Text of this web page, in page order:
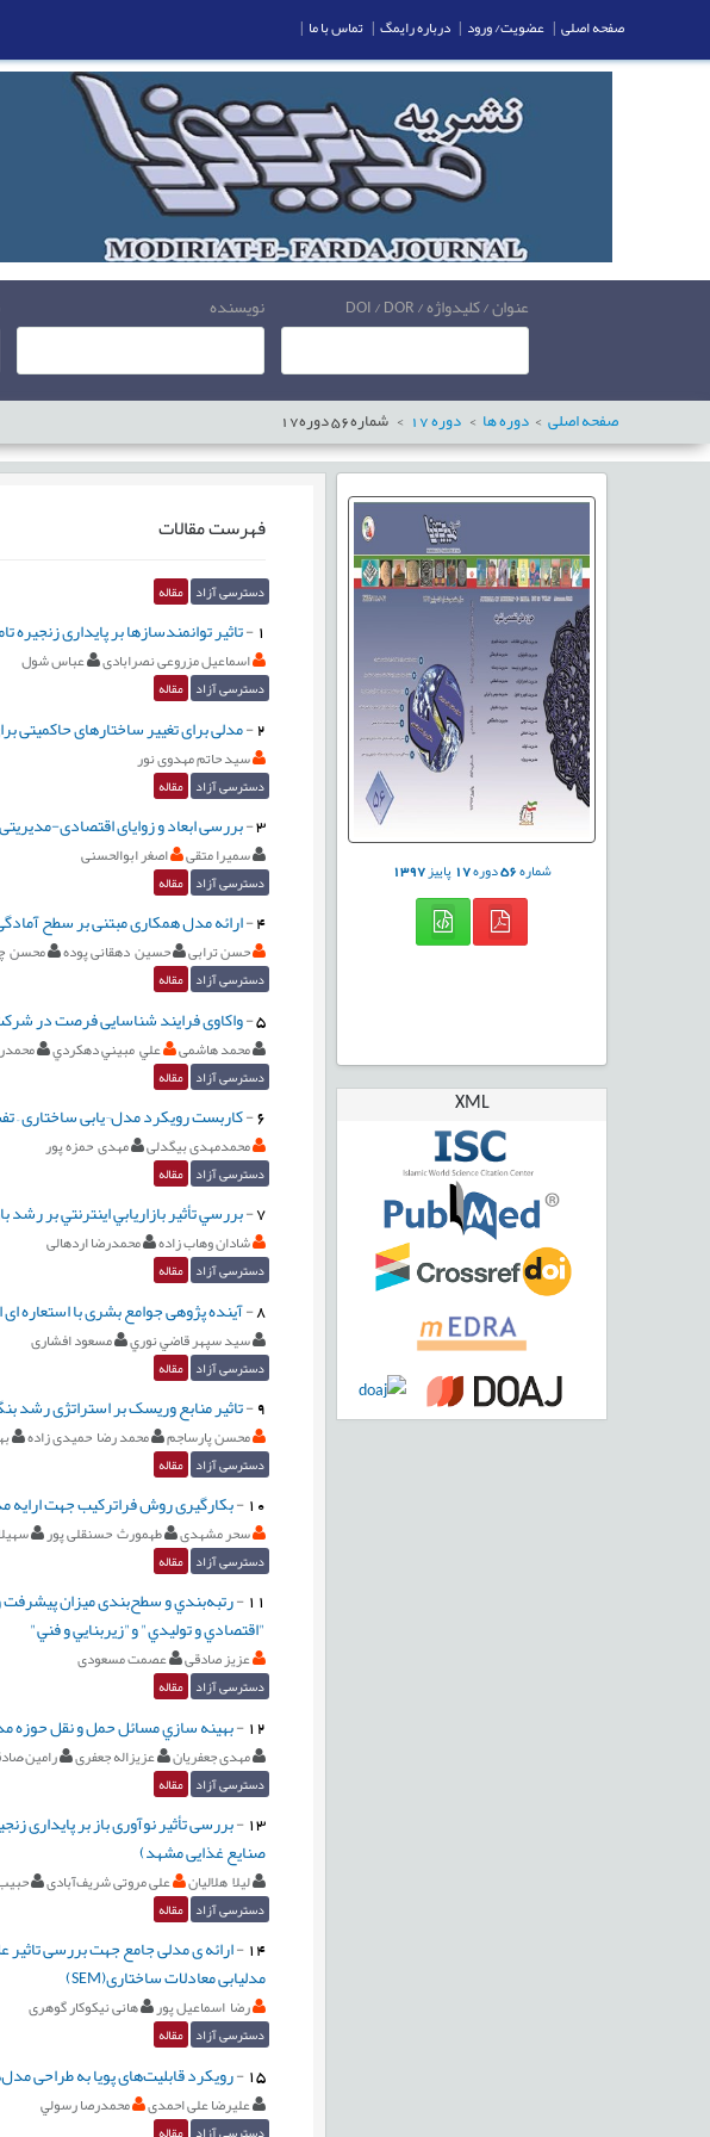
عنوان / کلیدواژه / DOI / DOR نویسنده
صفحه اصلی دوره ها دوره شماره56دوره17
شماره56دوره17پاییز1397
XML
فهرست مقالات
دسترسی آزاد مقاله
1
-تاثیر توانمندسازها بر پایداری
اسماعیل مزروعی نصرابادی عباس شول
دسترسی آزاد مقاله
2
-مدلی برای تغییر ساختارهای حاکمیتی
سید حاتم مهدوی نور
دسترسی آزاد مقاله
3
-بررسی ابعاد و زوایای اقتصادی-
سمیرا متقی اصغر ابوالحسنی
دسترسی آزاد مقاله
4
-ارائه مدل همکاری مبتنی بر سطح
حسن ترابی حسین دهقانی پوده محسن
دسترسی آزاد مقاله
5
-واکاوی فرایند شناسایی فرصت در
محمد هاشمی علي مبيني دهكردي
دسترسی آزاد مقاله
6
-کاربست رویکرد مدل¬یابی ساختاری
محمدمهدی بیگدلی مهدی حمزه پور
دسترسی آزاد مقاله
7
-بررسي تأثير بازاريابي اينترنتي بر
شادان وهاب زاده محمدرضا اردهالی
دسترسی آزاد مقاله
8
-آینده پژوهی جوامع بشری با استعاره ای
سيد سپهر قاضي نوري مسعود افشاری
دسترسی آزاد مقاله
9
-تاثیر منابع وریسک بر استراتژی رشد
محسن پارساجم محمد رضا حمیدی زاده
دسترسی آزاد مقاله
10
-بکارگیری روش فراترکیب جهت ارایه
سحر مشهدی طهمورث حسنقلی پور
دسترسی آزاد مقاله
11
-رتبه‌بندي و سطح‌بندی ميزان
"اقتصادي و توليدي" و"زيربنايي و فني"
عزیز صادقی عصمت مسعودی
دسترسی آزاد مقاله
12
-بهينه ‏سازي مسائل حمل و نقل حوزه
مهدی جعفریان عزیزاله جعفری رامین
دسترسی آزاد مقاله
13
-بررسی تأثیر نوآوری باز بر
صنایع غذایی مشهد)
لیلا هلالیان علی مروتی شریف‌آبادی
دسترسی آزاد مقاله
14
-
مدلیابی معادلات ساختاری(SEM)
رضا اسماعیل پور هانی نیکوکار گوهری
دسترسی آزاد مقاله
15
-رویکرد قابلیت‌های پویا به طراحی
علیرضا علی احمدی محمدرصا رسولي
صفحه اصلی | عضویت/ ورود | درباره رایمگ | تماس با ما |